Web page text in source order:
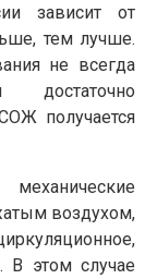
зависит от
тем лучше.
не всегда
получается
воздухом,
В этом случае